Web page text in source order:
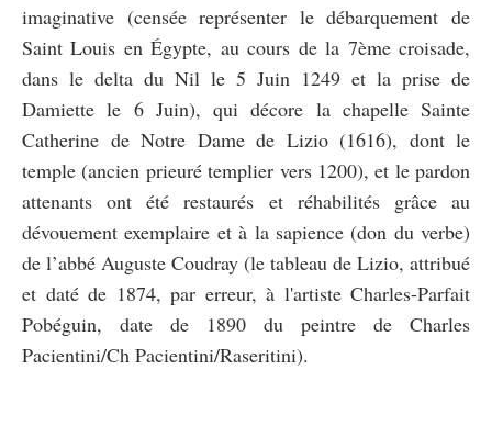
imaginative (censée représenter le débarquement de
Saint Louis en Égypte, au cours de la 7ème croisade,
dans le delta du Nil le 5 Juin 1249 et la prise de
Damiette le 6 Juin), qui décore la chapelle Sainte
Catherine de Notre Dame de Lizio (1616), dont le
temple (ancien prieuré templier vers 1200), et le pardon
attenants ont été restaurés et réhabilités grâce au
dévouement exemplaire et à la sapience (don du verbe)
de l’abbé Auguste Coudray (le tableau de Lizio, attribué
et daté de 1874, par erreur, à l'artiste Charles-Parfait
Pobéguin, date de 1890 du peintre de Charles
Pacientini/Ch Pacientini/Raseritini).